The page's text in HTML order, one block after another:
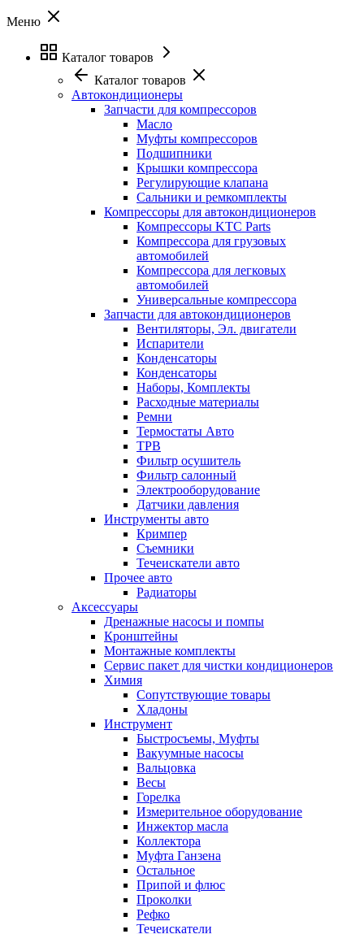
Меню
Каталог товаров
Каталог товаров
Автокондиционеры
Запчасти для компрессоров
Масло
Муфты компрессоров
Подшипники
Крышки компрессора
Регулирующие клапана
Сальники и ремкомплекты
Компрессоры для автокондиционеров
Компрессоры KTC Parts
Компрессора для грузовых
автомобилей
Компрессора для легковых
автомобилей
Универсальные компрессора
Запчасти для автокондиционеров
Вентиляторы, Эл. двигатели
Испарители
Конденсаторы
Конденсаторы
Наборы, Комплекты
Расходные материалы
Ремни
Термостаты Авто
ТРВ
Фильтр осушитель
Фильтр салонный
Электрооборудование
Датчики давления
Инструменты авто
Кримпер
Съемники
Течеискатели авто
Прочее авто
Радиаторы
Аксессуары
Дренажные насосы и помпы
Кронштейны
Монтажные комплекты
Сервис пакет для чистки кондиционеров
Химия
Сопутствующие товары
Хладоны
Инструмент
Быстросъемы, Муфты
Вакуумные насосы
Вальцовка
Весы
Горелка
Измерительное оборудование
Инжектор масла
Коллектора
Муфта Ганзена
Остальное
Припой и флюс
Проколки
Рефко
Течеискатели